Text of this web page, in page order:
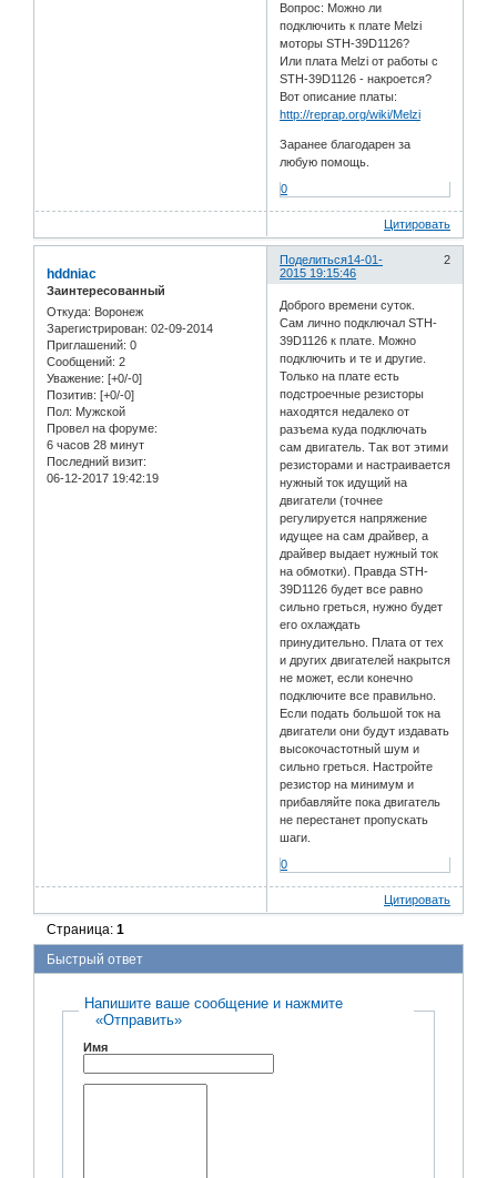
Вопрос: Можно ли
подключить к плате Melzi
моторы STH-39D1126?
Или плата Melzi от работы с
STH-39D1126 - накроется?
Вот описание платы:
http://reprap.org/wiki/Melzi
Заранее благодарен за
любую помощь.
0
Цитировать
Поделиться 2
14-01-
2015 19:15:46
hddniac
Заинтересованный
Откуда: Воронеж
Зарегистрирован: 02-09-2014
Приглашений: 0
Сообщений: 2
Уважение: [+0/-0]
Позитив: [+0/-0]
Пол: Мужской
Провел на форуме:
6 часов 28 минут
Последний визит:
06-12-2017 19:42:19
Доброго времени суток.
Сам лично подключал STH-
39D1126 к плате. Можно
подключить и те и другие.
Только на плате есть
подстроечные резисторы
находятся недалеко от
разъема куда подключать
сам двигатель. Так вот этими
резисторами и настраивается
нужный ток идущий на
двигатели (точнее
регулируется напряжение
идущее на сам драйвер, а
драйвер выдает нужный ток
на обмотки). Правда STH-
39D1126 будет все равно
сильно греться, нужно будет
его охлаждать
принудительно. Плата от тех
и других двигателей накрытся
не может, если конечно
подключите все правильно.
Если подать большой ток на
двигатели они будут издавать
высокочастотный шум и
сильно греться. Настройте
резистор на минимум и
прибавляйте пока двигатель
не перестанет пропускать
шаги.
0
Цитировать
Страница:1
Быстрый ответ
Напишите ваше сообщение и нажмите
«Отправить»
Имя